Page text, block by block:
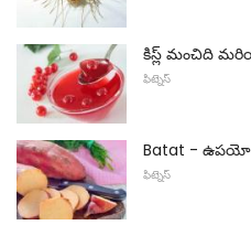
కిస్ల్ మంచిది
ఫిట్నెస్
Batat -
ఫిట్నెస్